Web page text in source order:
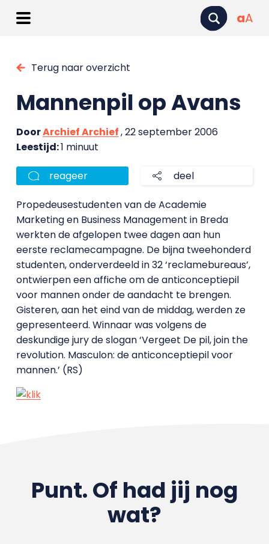
aA
Terug naar overzicht
Mannenpil op Avans
DoorArchief Archief, 22 september 2006
Leestijd:1 minuut
reageer deel
Propedeusestudenten van de Academie
Marketing en Business Management in Breda
werkten de afgelopen twee dagen aan hun
eerste reclamecampagne. De bijna tweehonderd
studenten, onderverdeeld in 32 ‘reclamebureaus’,
ontwierpen een affiche om de anticonceptiepil
voor mannen onder de aandacht te brengen.
Gisteren, aan het eind van de middag, werden ze
gepresenteerd. Winnaar was volgens de
deskundige jury de slogan ‘Vergeet De pil, join the
revolution. Masculon: de anticonceptiepil voor
mannen.’ (RS)
Punt. Of had jij nog
wat?